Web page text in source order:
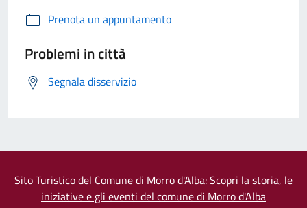
Prenota un appuntamento
Problemi in città
Segnala disservizio
Sito Turistico del Comune di Morro d'Alba: Scopri la storia, le
iniziative e gli eventi del comune di Morro d'Alba